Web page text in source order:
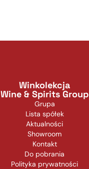
Winkolekcja
Wine & Spirits Group
Grupa
Lista spółek
Aktualności
Showroom
Kontakt
Do pobrania
Polityka prywatności